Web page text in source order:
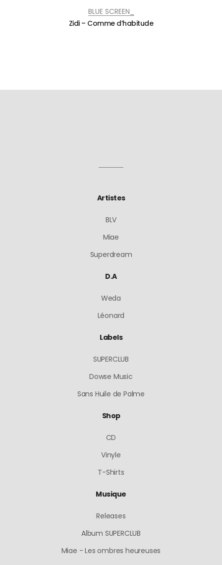
BLUE SCREEN_
Zidi – Comme d’habitude
Artistes
BLV
Miae
Superdream
D.A
Weda
Léonard
Labels
SUPERCLUB
Dowse Music
Sans Huile de Palme
Shop
CD
Vinyle
T-Shirts
Musique
Releases
Album SUPERCLUB
Miae - Les ombres heureuses